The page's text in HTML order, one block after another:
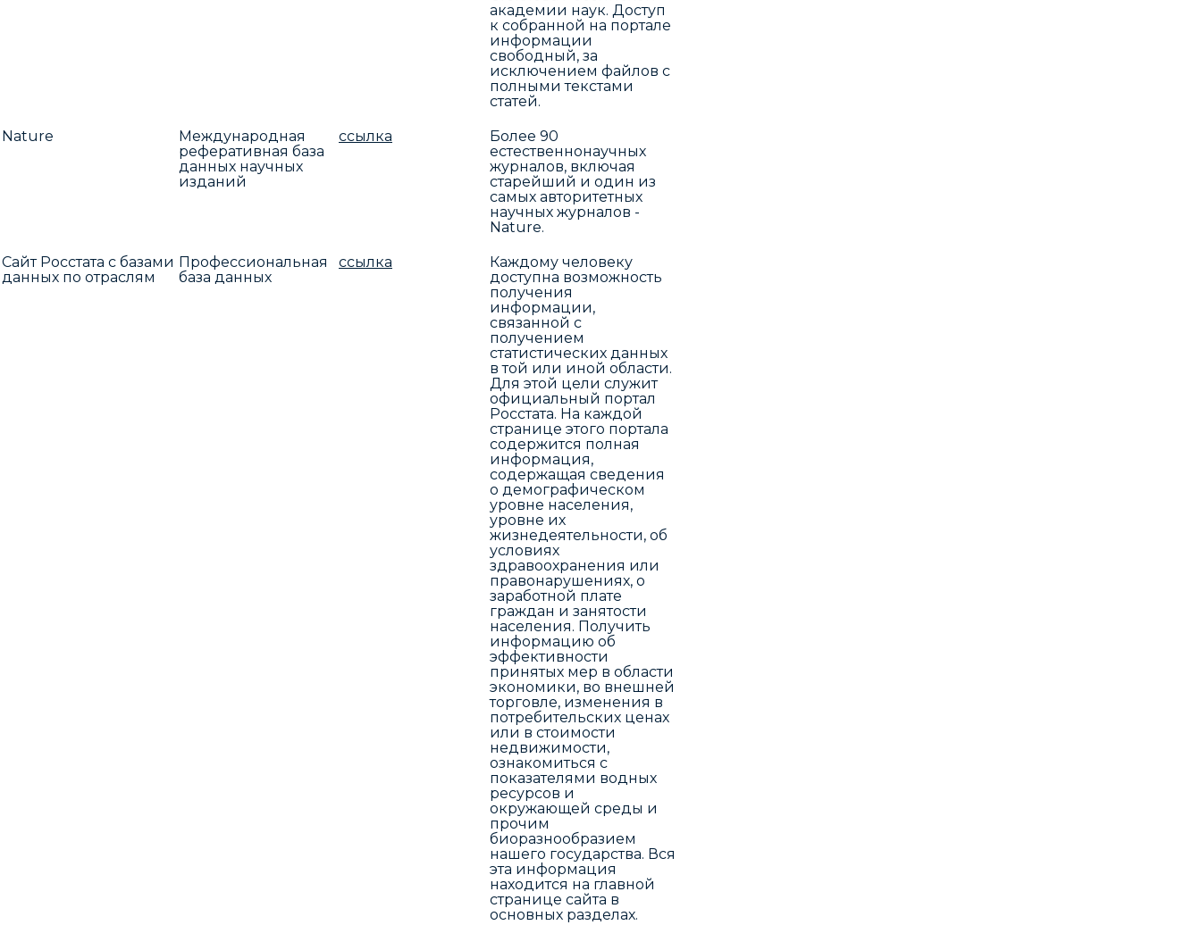
академии наук. Доступ
к собранной на портале
информации
свободный, за
исключением файлов с
полными текстами
статей.
Nature
Международная
реферативная база
данных научных
изданий
ссылка
Более 90
естественнонаучных
журналов, включая
старейший и один из
самых авторитетных
научных журналов -
Nature.
Сайт Росстата с базами
данных по отраслям
Профессиональная
база данных
ссылка
Каждому человеку
доступна возможность
получения
информации,
связанной с
получением
статистических данных
в той или иной области.
Для этой цели служит
официальный портал
Росстата. На каждой
странице этого портала
содержится полная
информация,
содержащая сведения
о демографическом
уровне населения,
уровне их
жизнедеятельности, об
условиях
здравоохранения или
правонарушениях, о
заработной плате
граждан и занятости
населения. Получить
информацию об
эффективности
принятых мер в области
экономики, во внешней
торговле, изменения в
потребительских ценах
или в стоимости
недвижимости,
ознакомиться с
показателями водных
ресурсов и
окружающей среды и
прочим
биоразнообразием
нашего государства. Вся
эта информация
находится на главной
странице сайта в
основных разделах.